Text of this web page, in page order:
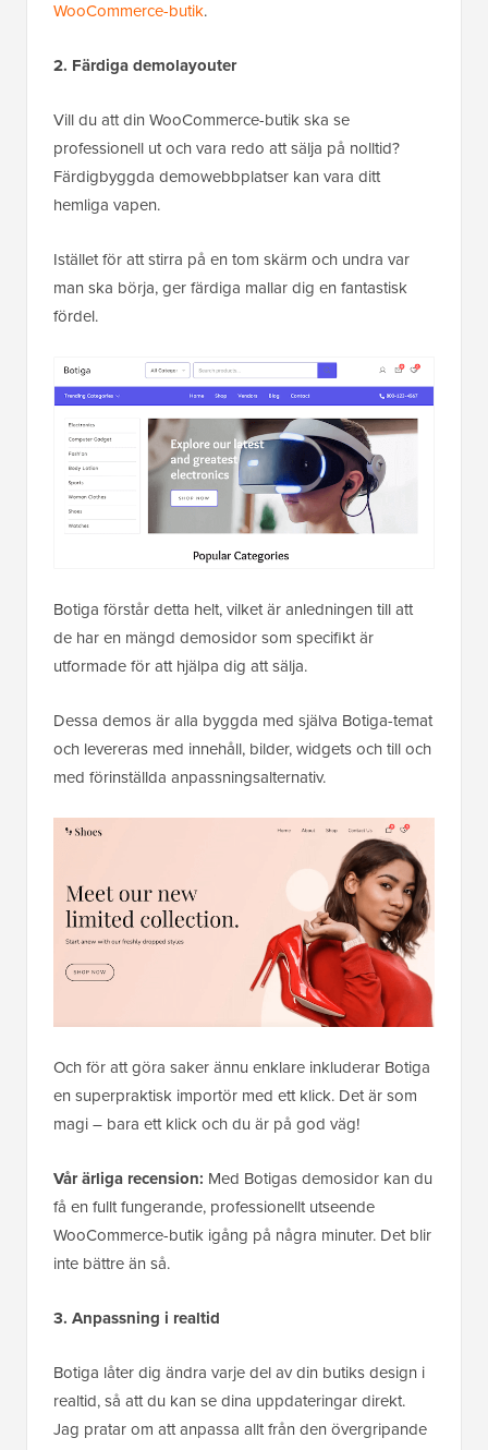
WooCommerce-butik.
2. Färdiga demolayouter
Vill du att din WooCommerce-butik ska se
professionell ut och vara redo att sälja på nolltid?
Färdigbyggda demowebbplatser kan vara ditt
hemliga vapen.
Istället för att stirra på en tom skärm och undra var
man ska börja, ger färdiga mallar dig en fantastisk
fördel.
Botiga förstår detta helt, vilket är anledningen till att
de har en mängd demosidor som specifikt är
utformade för att hjälpa dig att sälja.
Dessa demos är alla byggda med själva Botiga-temat
och levereras med innehåll, bilder, widgets och till och
med förinställda anpassningsalternativ.
Och för att göra saker ännu enklare inkluderar Botiga
en superpraktisk importör med ett klick. Det är som
magi – bara ett klick och du är på god väg!
Vår ärliga recension: Med Botigas demosidor kan du
få en fullt fungerande, professionellt utseende
WooCommerce-butik igång på några minuter. Det blir
inte bättre än så.
3. Anpassning i realtid
Botiga låter dig ändra varje del av din butiks design i
realtid, så att du kan se dina uppdateringar direkt.
Jag pratar om att anpassa allt från den övergripande